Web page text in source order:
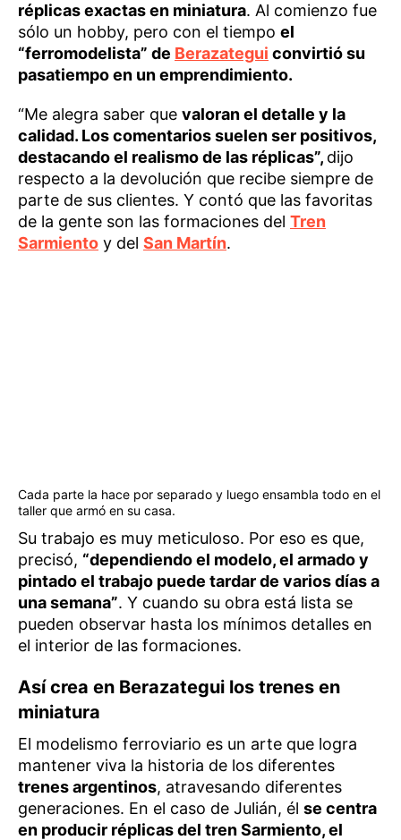
réplicas exactas en miniatura. Al comienzo fue
sólo un hobby, pero con el tiempo el
“ferromodelista” de Berazategui convirtió su
pasatiempo en un emprendimiento.
“Me alegra saber que valoran el detalle y la
calidad. Los comentarios suelen ser positivos,
destacando el realismo de las réplicas”, dijo
respecto a la devolución que recibe siempre de
parte de sus clientes. Y contó que las favoritas
de la gente son las formaciones del Tren
Sarmiento y del San Martín.
Cada parte la hace por separado y luego ensambla todo en el
taller que armó en su casa.
Su trabajo es muy meticuloso. Por eso es que,
precisó, “dependiendo el modelo, el armado y
pintado el trabajo puede tardar de varios días a
una semana”. Y cuando su obra está lista se
pueden observar hasta los mínimos detalles en
el interior de las formaciones.
Así crea en Berazategui los trenes en
miniatura
El modelismo ferroviario es un arte que logra
mantener viva la historia de los diferentes
trenes argentinos, atravesando diferentes
generaciones. En el caso de Julián, él se centra
en producir réplicas del tren Sarmiento, el